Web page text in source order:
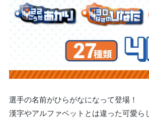
選手の名前がひらがなになって登場！
漢字やアルファベットとは違った可愛ら